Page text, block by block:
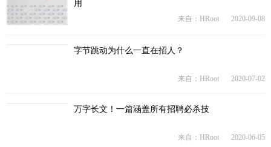
用
来自：HRoot 2020-09-08
字节跳动为什么一直在招人？
来自：HRoot 2020-07-02
万字长文！一篇涵盖所有招聘必杀技
来自：HRoot 2020-06-05